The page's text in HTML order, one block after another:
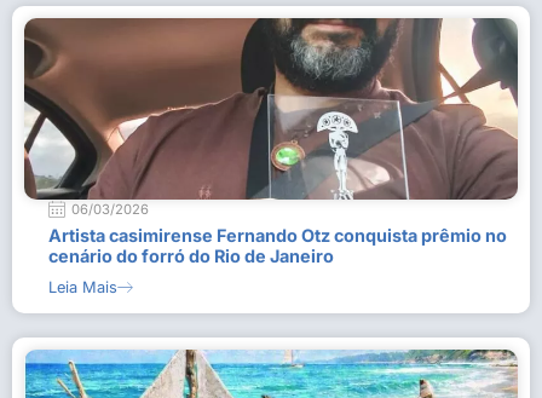
06/03/2026
Artista casimirense Fernando Otz conquista prêmio no
cenário do forró do Rio de Janeiro
Leia Mais